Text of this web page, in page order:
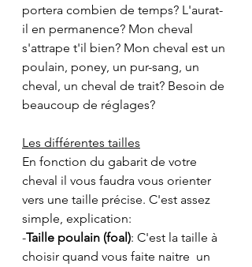
portera combien de temps? L'aurat-
il en permanence? Mon cheval
s'attrape t'il bien? Mon cheval est un
poulain, poney, un pur-sang, un
cheval, un cheval de trait? Besoin de
beaucoup de réglages?
Les différentes tailles
En fonction du gabarit de votre
cheval il vous faudra vous orienter
vers une taille précise. C'est assez
simple, explication:
-Taille poulain (foal): C'est la taille à
choisir quand vous faite naitre  un